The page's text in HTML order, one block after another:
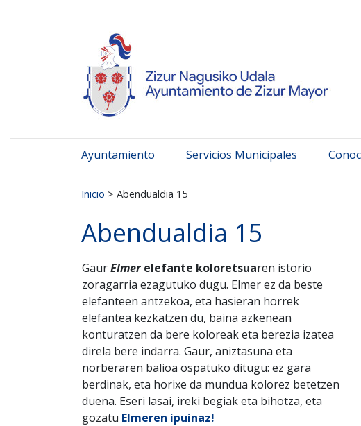
Ayuntamiento Servicios Municipales
Inicio > Abendualdia 15
Abendualdia 15
GaurElmerelefante koloretsuaren istorio
zoragarria ezagutuko dugu. Elmer ez da beste
elefanteen antzekoa, eta hasieran horrek
elefantea kezkatzen du, baina azkenean
konturatzen da bere koloreak eta berezia izatea
direla bere indarra. Gaur, aniztasuna eta
norberaren balioa ospatuko ditugu: ez gara
berdinak, eta horixe da mundua kolorez betetzen
duena. Eseri lasai, ireki begiak eta bihotza, eta
gozatu Elmeren ipuinaz!